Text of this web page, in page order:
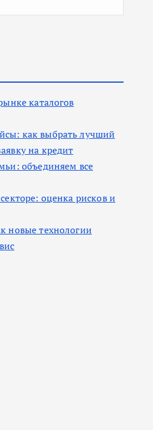
каталогов
как выбрать лучший
на кредит
объединяем все
оценка рисков и
новые технологии